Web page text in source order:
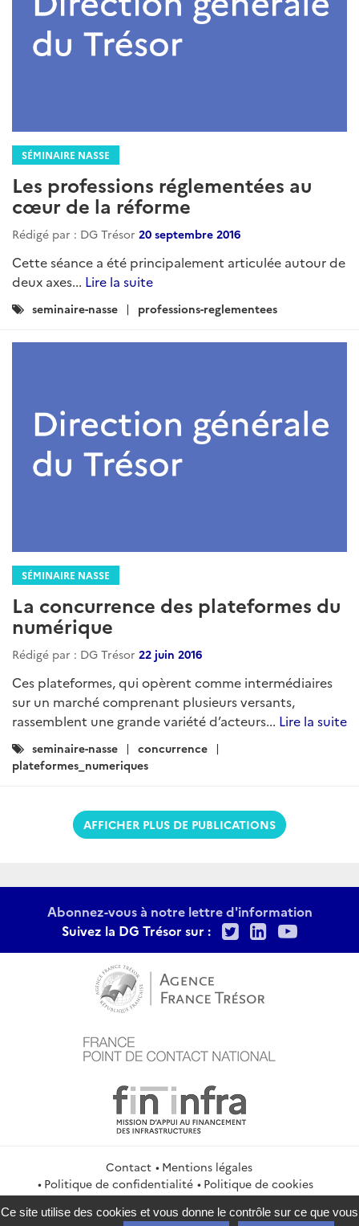
SÉMINAIRE NASSE
Les professions réglementées au
cœur de la réforme
Rédigé par : DG Trésor 20 septembre 2016
Cette séance a été principalement articulée autour de
deux axes... Lire la suite
Catégories
seminaire-nasse professions-reglementees
SÉMINAIRE NASSE
La concurrence des plateformes du
numérique
Rédigé par : DG Trésor 22 juin 2016
Ces plateformes, qui opèrent comme intermédiaires
sur un marché comprenant plusieurs versants,
rassemblent une grande variété d’acteurs... Lire la suite
Catégories
:
seminaire-nasse
concurrence
plateformes_numeriques
AFFICHER PLUS DE PUBLICATIONS
Abonnez-vous à notre lettre d'information
Suivez la DG Trésor sur :
TwitterLinkedIn
Contact
Mentions légales
Politique de confidentialité
Politique de cookies
Gestion des cookies
Flux RSS
Ce site utilise des cookies et vous donne le contrôle sur ce que vous